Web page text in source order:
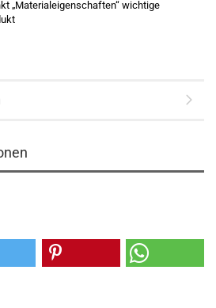
„Materialeigenschaften“ wichtige